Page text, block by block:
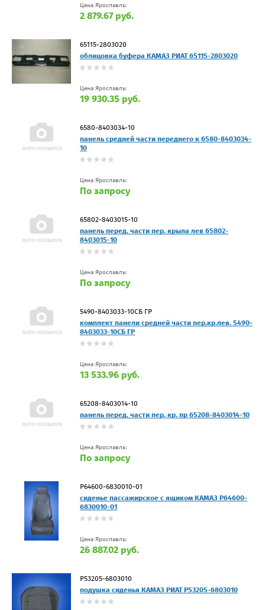
Цена Ярославль:
2 879.67 руб.
65115-2803020
облицовка буфера КАМАЗ РИАТ 65115-2803020
Цена Ярославль:
19 930.35 руб.
6580-8403034-10
панель средней части переднего к 6580-8403034-
10
Цена Ярославль:
По запросу
65802-8403015-10
панель перед. части пер. крыла лев 65802-
8403015-10
Цена Ярославль:
По запросу
5490-8403033-10СБ ГР
комплект панели средней части пер.кр.лев. 5490-
8403033-10СБ ГР
Цена Ярославль:
13 533.96 руб.
65208-8403014-10
панель перед. части пер. кр. пр 65208-8403014-10
Цена Ярославль:
По запросу
Р64600-6830010-01
сиденье пассажирское с ящиком КАМАЗ Р64600-
6830010-01
Цена Ярославль:
26 887.02 руб.
Р53205-6803010
подушка сиденья КАМАЗ РИАТ Р53205-6803010